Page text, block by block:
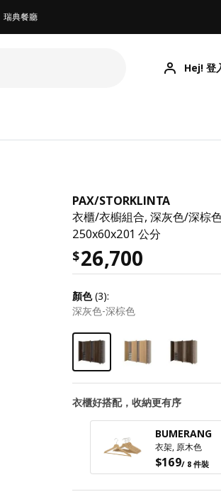
瑞典餐廳
Hej! 登
PAX/STORKLINTA
衣櫃/衣櫥組合, 深灰色/深棕
250x60x201 公分
$26,700
顏色(3):
深灰色-深棕色
衣櫃好搭配，收納更有序
BUMERANG
衣架, 原木色
$169/ 8 件裝